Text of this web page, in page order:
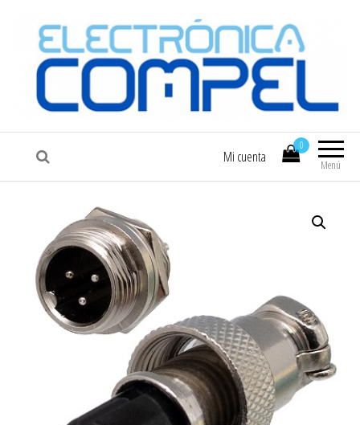
COMPEL Electrónica COMPEL
Menú
0
Mi cuenta